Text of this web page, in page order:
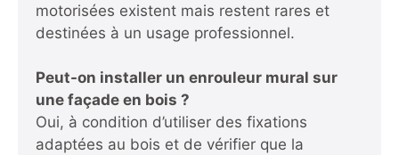
motorisées existent mais restent rares et
destinées à un usage professionnel.
Peut-on installer un enrouleur mural sur
une façade en bois ?
Oui, à condition d’utiliser des fixations
adaptées au bois et de vérifier que la